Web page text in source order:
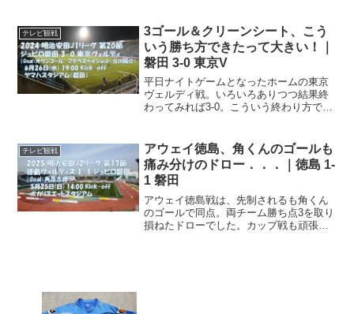
ぱり磐田、良いですねー。残り8試合でジ
ュビロ磐田の勝点が33、...
テレビ観戦
3ゴール＆クリーンシート、こう
いう勝ち方できたって大きい！｜
磐田 3-0 東京V
平日ナイトゲームとなったホームの東京
ヴェルディ戦。いろいろありつつ結果終
わってみれば3-0。こういう終わり方でき
スされて、『あれ？何か違う！？』って
思われた方、少なくな...
テレビ観戦
アウェイ徳島、角くんのゴールも
痛み分けのドロー．．．｜徳島 1-
1 磐田
アウェイ徳島戦は、先制されるも角くん
のゴールで同点。両チーム勝ち点3を取り
損ねたドローでした。カップ戦も頑張